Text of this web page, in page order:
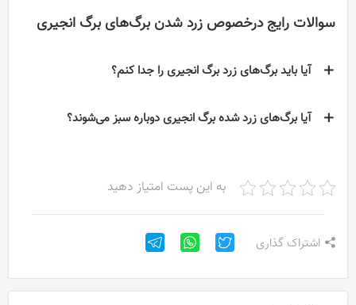
سوالات رایج درخصوص زرد شدن برگ‌های برگ انجیری
آیا باید برگ‌های زرد برگ انجیری را جدا کنم؟
آیا برگ‌های زرد شده برگ انجیری دوباره سبز می‌شوند؟
به این پست امتیاز دهید
اشتراک گذاری